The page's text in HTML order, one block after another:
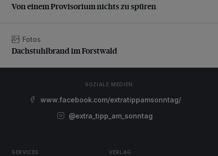
Von einem Provisorium nichts zu spüren
Dachstuhlbrand im Forstwald
Fotos
Dachstuhlbrand im Forstwald
SOZIALE MEDIEN
www.facebook.com/extratippamsonntag/
@extra_tipp_am_sonntag
SERVICES VERLAG